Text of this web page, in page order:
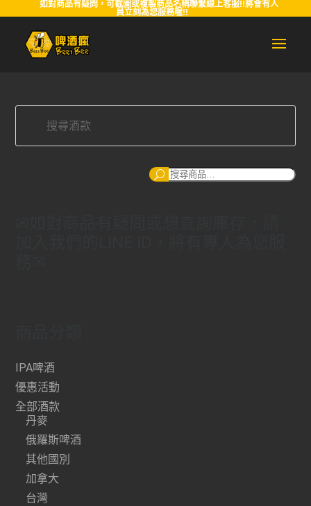
如對商品有疑問，可截圖或複製商品名稱聯繫線上客服!!將會有人
員立刻為您服務喔!!
搜
IPA啤酒
優惠活動
全部酒款
丹麥
俄羅斯啤酒
其他國別
加拿大
台灣